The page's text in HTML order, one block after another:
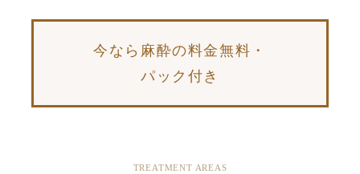
今なら麻酔の料金無料・
パック付き
TREATMENT AREAS